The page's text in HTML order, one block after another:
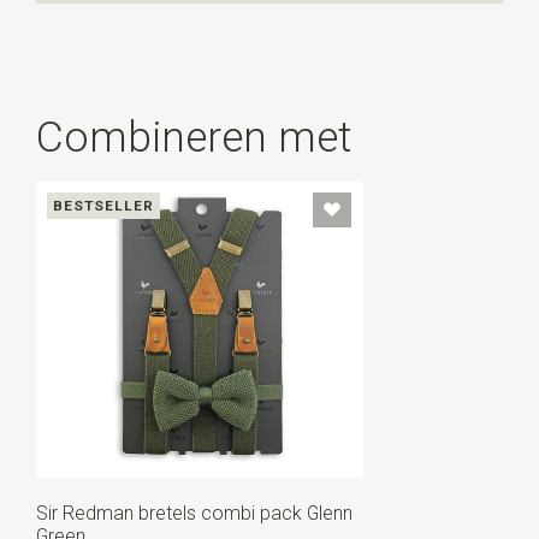
Combineren met
BESTSELLER
Sir Redman bretels combi pack Glenn